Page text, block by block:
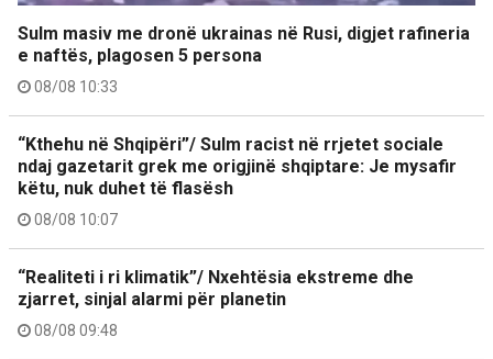
Sulm masiv me dronë ukrainas në Rusi, digjet rafineria
e naftës, plagosen 5 persona
08/08 10:33
“Kthehu në Shqipëri”/ Sulm racist në rrjetet sociale
ndaj gazetarit grek me origjinë shqiptare: Je mysafir
këtu, nuk duhet të flasësh
08/08 10:07
“Realiteti i ri klimatik”/ Nxehtësia ekstreme dhe
zjarret, sinjal alarmi për planetin
08/08 09:48